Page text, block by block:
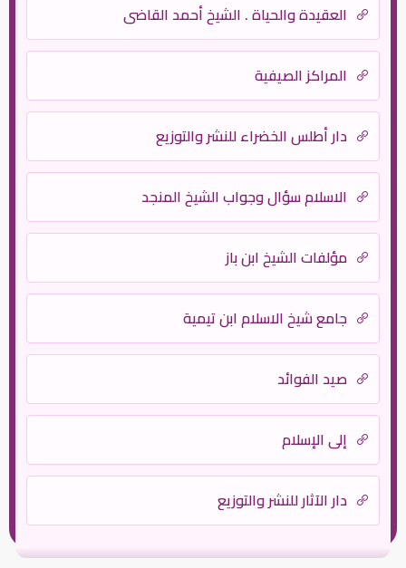
العقيدة والحياة . الشيخ أحمد القاضي
المراكز الصيفية
دار أطلس الخضراء للنشر والتوزيع
الاسلام سؤال وجواب الشيخ المنجد
مؤلفات الشيخ ابن باز
جامع شيخ الاسلام ابن تيمية
صيد الفوائد
إلى الإسلام
دار الآثار للنشر والتوزيع